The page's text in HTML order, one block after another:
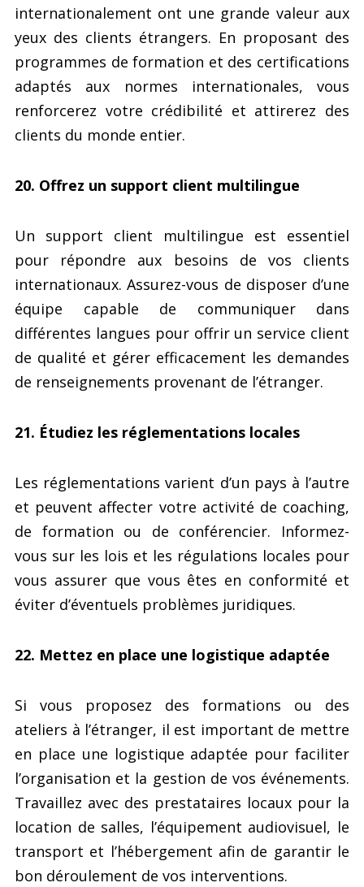
internationalement ont une grande valeur aux
yeux des clients étrangers. En proposant des
programmes de formation et des certifications
adaptés aux normes internationales, vous
renforcerez votre crédibilité et attirerez des
clients du monde entier.
20. Offrez un support client multilingue
Un support client multilingue est essentiel
pour répondre aux besoins de vos clients
internationaux. Assurez-vous de disposer d’une
équipe capable de communiquer dans
différentes langues pour offrir un service client
de qualité et gérer efficacement les demandes
de renseignements provenant de l’étranger.
21. Étudiez les réglementations locales
Les réglementations varient d’un pays à l’autre
et peuvent affecter votre activité de coaching,
de formation ou de conférencier. Informez-
vous sur les lois et les régulations locales pour
vous assurer que vous êtes en conformité et
éviter d’éventuels problèmes juridiques.
22. Mettez en place une logistique adaptée
Si vous proposez des formations ou des
ateliers à l’étranger, il est important de mettre
en place une logistique adaptée pour faciliter
l’organisation et la gestion de vos événements.
Travaillez avec des prestataires locaux pour la
location de salles, l’équipement audiovisuel, le
transport et l’hébergement afin de garantir le
bon déroulement de vos interventions.